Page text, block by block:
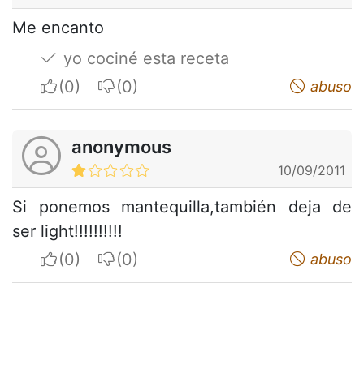
Me encanto
yo cociné esta receta
I apreciateI do not appreciate abuso
anonymous
10/09/2011
Si ponemos mantequilla,también deja de
ser light!!!!!!!!!!
I apreciateI do not appreciate abuso